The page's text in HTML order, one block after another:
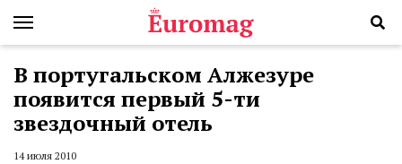
В португальском Алжезуре
появится первый 5-ти
звездочный отель
14 июля 2010